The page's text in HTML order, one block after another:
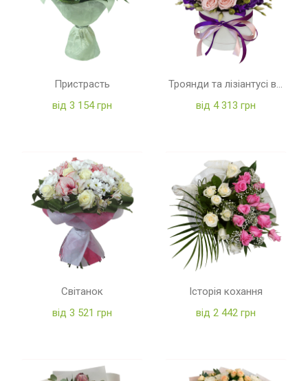
Пристрасть
від 3 154 грн
Троянди та лізіантусі в коробці
від 4 313 грн
Світанок
від 3 521 грн
Історія кохання
від 2 442 грн